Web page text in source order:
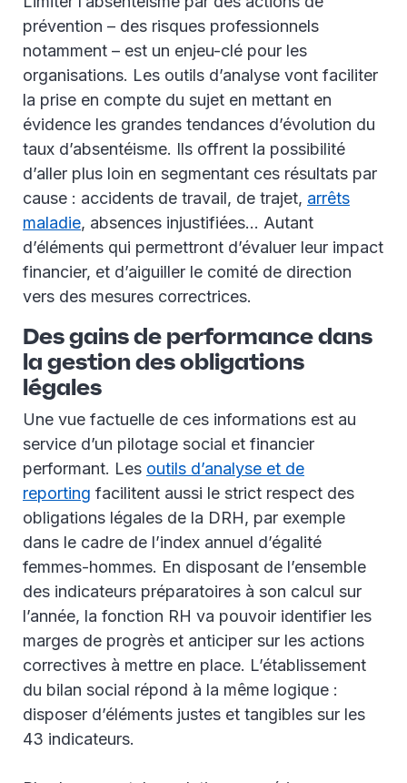
prévention – des risques professionnels
notamment – est un enjeu-clé pour les
organisations. Les outils d’analyse vont faciliter
la prise en compte du sujet en mettant en
évidence les grandes tendances d’évolution du
taux d’absentéisme. Ils offrent la possibilité
d’aller plus loin en segmentant ces résultats par
cause : accidents de travail, de trajet, arrêts
maladie, absences injustifiées… Autant
d’éléments qui permettront d’évaluer leur impact
financier, et d’aiguiller le comité de direction
vers des mesures correctrices.
Des gains de performance dans
la gestion des obligations
légales
Une vue factuelle de ces informations est au
service d’un pilotage social et financier
performant. Les outils d’analyse et de
reporting facilitent aussi le strict respect des
obligations légales de la DRH, par exemple
dans le cadre de l’index annuel d’égalité
femmes-hommes. En disposant de l’ensemble
des indicateurs préparatoires à son calcul sur
l’année, la fonction RH va pouvoir identifier les
marges de progrès et anticiper sur les actions
correctives à mettre en place. L’établissement
du bilan social répond à la même logique :
disposer d’éléments justes et tangibles sur les
43 indicateurs.